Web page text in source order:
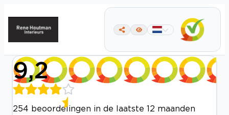
9,2
254 beoordelingen in de laatste 12 maanden